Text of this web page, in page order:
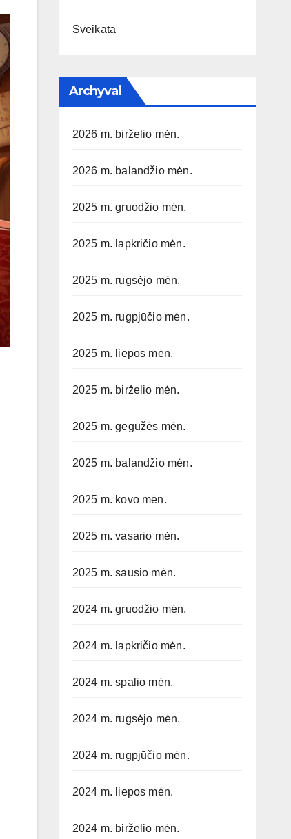
Sveikata
Archyvai
2026 m. birželio mėn.
2026 m. balandžio mėn.
2025 m. gruodžio mėn.
2025 m. lapkričio mėn.
2025 m. rugsėjo mėn.
2025 m. rugpjūčio mėn.
2025 m. liepos mėn.
2025 m. birželio mėn.
2025 m. gegužės mėn.
2025 m. balandžio mėn.
2025 m. kovo mėn.
2025 m. vasario mėn.
2025 m. sausio mėn.
2024 m. gruodžio mėn.
2024 m. lapkričio mėn.
2024 m. spalio mėn.
2024 m. rugsėjo mėn.
2024 m. rugpjūčio mėn.
2024 m. liepos mėn.
2024 m. birželio mėn.